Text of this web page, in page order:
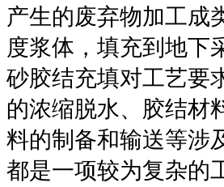
产生的废弃物加工成
度浆体，填充到地下
砂胶结充填对工艺要
的浓缩脱水、胶结材
料的制备和输送等涉
都是一项较为复杂的